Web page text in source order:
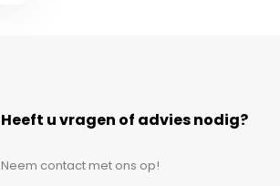
Heeft u vragen of advies nodig?
Neem contact met ons op!